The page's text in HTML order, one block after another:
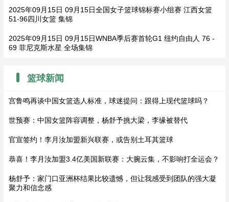
2025年09月15日 09月15日全国女子篮球锦标赛小组赛 江西女篮
51-96四川女篮 集锦
2025年09月15日 09月15日WNBA季后赛首轮G1 纽约自由人 76 -
69 菲尼克斯水星 全场集锦
篮球新闻
宫鲁鸣再谈中国女篮选人标准，球迷提问：跟得上现代篮球吗？
世预赛：中国女篮阵容调整，杨舒予挑大梁，李缘被替代
官宣签约！李月汝加盟新兴联赛，或告别土耳其篮球
恭喜！李月汝加盟3.4亿美国新联赛：大腕云集，不影响打全运会？
杨舒予：家门口亚洲杯结果比较遗憾，但让我感受到团队的强大凝
聚力和信念感